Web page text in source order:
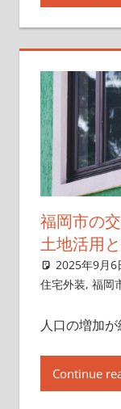
福岡市の
土地活用
2025年9月6
住宅外装, 福岡
人口の増加
Continue